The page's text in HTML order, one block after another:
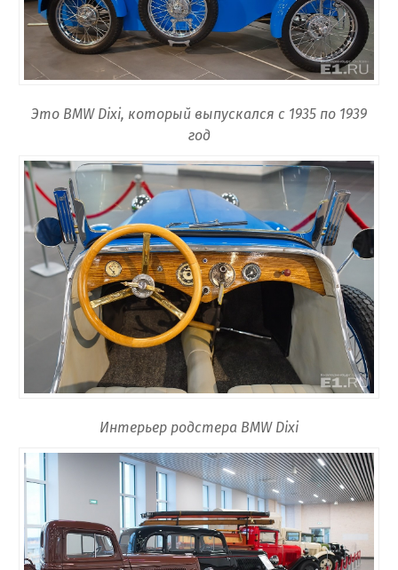
Это BMW Dixi, который выпускался с 1935 по 1939
год
Интерьер родстера BMW Dixi